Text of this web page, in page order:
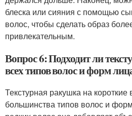
блеска или сияния с помощью
волос, чтобы сделать образ
привлекательным.
Вопрос 6: Подходит ли
всех типов волос и форм
Текстурная ракушка на
большинства типов волос и